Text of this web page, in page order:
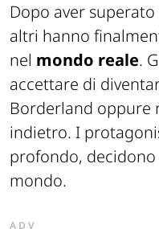
Dopo aver
altri hanno
nel mondo reale.
accettare di
Borderland oppure
indietro. I
profondo,
mondo.
ADV